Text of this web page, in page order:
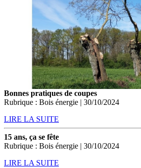
Bonnes pratiques de coupes
Rubrique : Bois énergie | 30/10/2024
LIRE LA SUITE
15 ans, ça se fête
Rubrique : Bois énergie | 30/10/2024
LIRE LA SUITE